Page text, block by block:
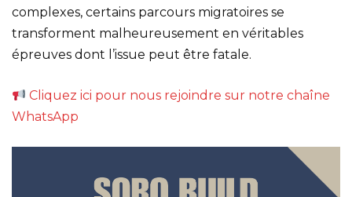
complexes, certains parcours migratoires se
transforment malheureusement en véritables
épreuves dont l’issue peut être fatale.
Cliquez ici pour nous rejoindre sur notre chaîne
WhatsApp